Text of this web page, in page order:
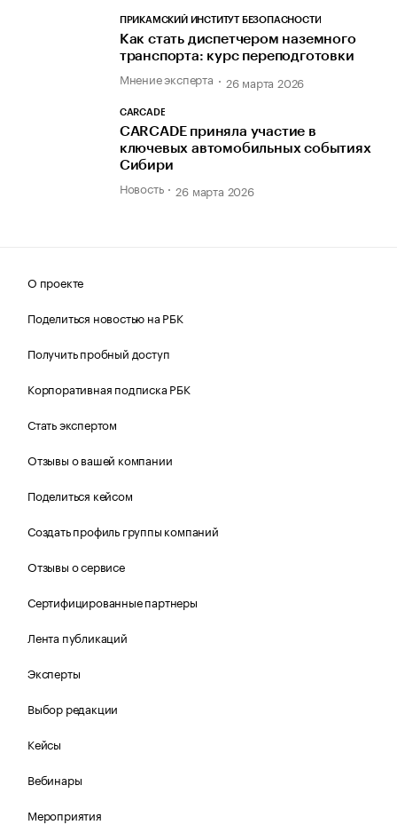
ПРИКАМСКИЙ ИНСТИТУТ БЕЗОПАСНОСТИ
Как стать диспетчером наземного
транспорта: курс переподготовки
Мнение эксперта 26 марта 2026
CARCADE
CARCADE приняла участие в
ключевых автомобильных событиях
Сибири
Новость 26 марта 2026
О проекте
Поделиться новостью на РБК
Получить пробный доступ
Корпоративная подписка РБК
Стать экспертом
Отзывы о вашей компании
Поделиться кейсом
Создать профиль группы компаний
Отзывы о сервисе
Сертифицированные партнеры
Лента публикаций
Эксперты
Выбор редакции
Кейсы
Вебинары
Мероприятия